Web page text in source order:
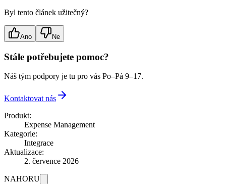
Byl tento článek užitečný?
Ano Ne
Stále potřebujete pomoc?
Náš tým podpory je tu pro vás Po–Pá 9–17.
Kontaktovat nás
Produkt:
Expense Management
Kategorie:
Integrace
Aktualizace:
2. července 2026
NAHORU